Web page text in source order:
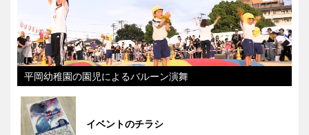
平岡幼稚園の園児によるバルーン演舞
イベントのチラシ